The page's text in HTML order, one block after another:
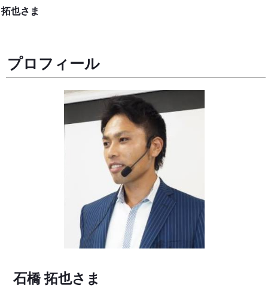
拓也さま
プロフィール
石橋 拓也さま